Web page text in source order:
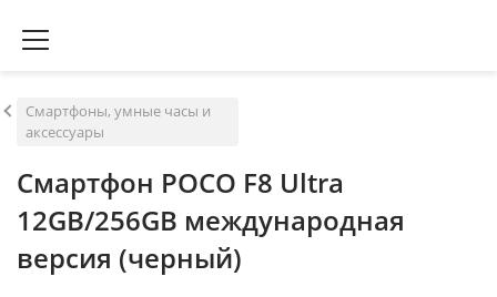
Смартфоны, умные часы и
аксессуары
Смартфон POCO F8 Ultra
12GB/256GB международная
версия (черный)